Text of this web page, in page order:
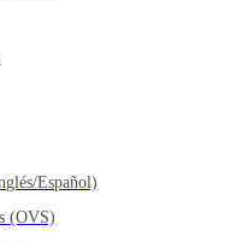
español)
(OVS)